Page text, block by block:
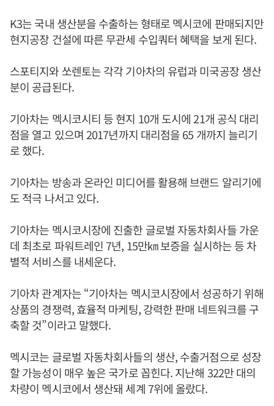
K3는 국내 생산분을 수출하는 형태로 멕시코에 판매되지만
현지공장 건설에 따른 무관세 수입쿼터 혜택을 보게 된다.
스포티지와 쏘렌토는 각각 기아차의 유럽과 미국공장 생산
분이 공급된다.
기아차는 멕시코시티 등 현지 10개 도시에 21개 공식 대리
점을 열고 있으며 2017년까지 대리점을 65 개까지 늘리기
로 했다.
기아차는 방송과 온라인 미디어를 활용해 브랜드 알리기에
도 적극 나서고 있다.
기아차는 멕시코시장에 진출한 글로벌 자동차회사들 가운
데 최초로 파워트레인 7년, 15만㎞ 보증을 실시하는 등 차
별적 서비스를 내세운다.
기아차 관계자는 “기아차는 멕시코시장에서 성공하기 위해
상품의 경쟁력, 효율적 마케팅, 강력한 판매 네트워크를 구
축할 것”이라고 말했다.
멕시코는 글로벌 자동차회사들의 생산, 수출거점으로 성장
할 가능성이 매우 높은 국가로 꼽힌다. 지난해 322만 대의
차량이 멕시코에서 생산돼 세계 7위에 올랐다.